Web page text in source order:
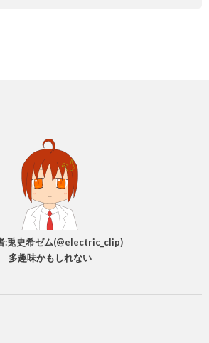
:兎史希ゼム(@electric_clip)
多趣味かもしれない